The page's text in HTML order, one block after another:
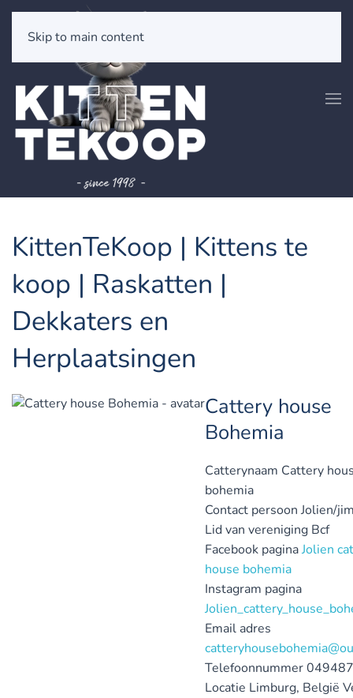
Skip to main content
KittenTeKoop | Kittens te
koop | Raskatten |
Dekkaters en
Herplaatsingen
Cattery house
Bohemia
Catterynaam Cattery
bohemia
Contact persoon Jolien/
Lid van vereniging Bcf
Facebook paginaJolien
house bohemia
Instagram pagina
Email adres
Telefoonnummer
Locatie Limburg, België